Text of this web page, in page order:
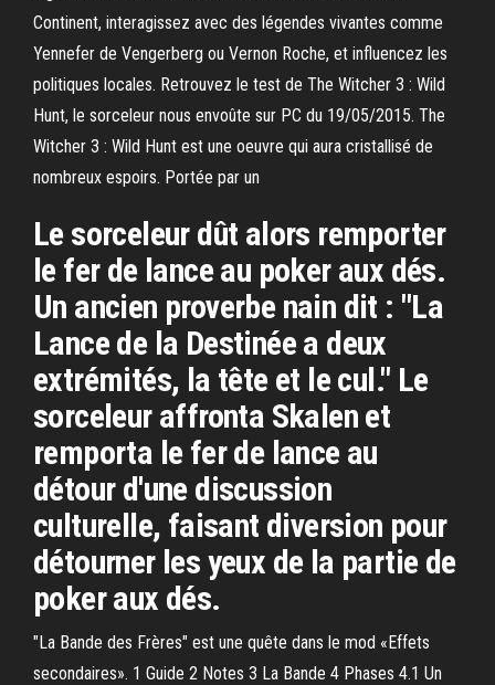
Continent, interagissez avec des légendes vivantes comme
Yennefer de Vengerberg ou Vernon Roche, et influencez les
politiques locales. Retrouvez le test de The Witcher 3 : Wild
Hunt, le sorceleur nous envoûte sur PC du 19/05/2015. The
Witcher 3 : Wild Hunt est une oeuvre qui aura cristallisé de
nombreux espoirs. Portée par un
Le sorceleur dût alors remporter
le fer de lance au poker aux dés.
Un ancien proverbe nain dit : "La
Lance de la Destinée a deux
extrémités, la tête et le cul." Le
sorceleur affronta Skalen et
remporta le fer de lance au
détour d'une discussion
culturelle, faisant diversion pour
détourner les yeux de la partie de
poker aux dés.
"La Bande des Frères" est une quête dans le mod «Effets
secondaires». 1 Guide 2 Notes 3 La Bande 4 Phases 4.1 Un